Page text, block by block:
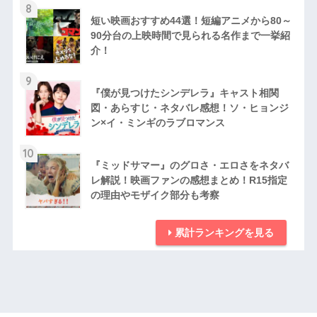
8
短い映画おすすめ44選！短編アニメから80～
90分台の上映時間で見られる名作まで一挙紹
介！
9
『僕が見つけたシンデレラ』キャスト相関
図・あらすじ・ネタバレ感想！ソ・ヒョンジ
ン×イ・ミンギのラブロマンス
10
『ミッドサマー』のグロさ・エロさをネタバ
レ解説！映画ファンの感想まとめ！R15指定
の理由やモザイク部分も考察
累計ランキングを見る